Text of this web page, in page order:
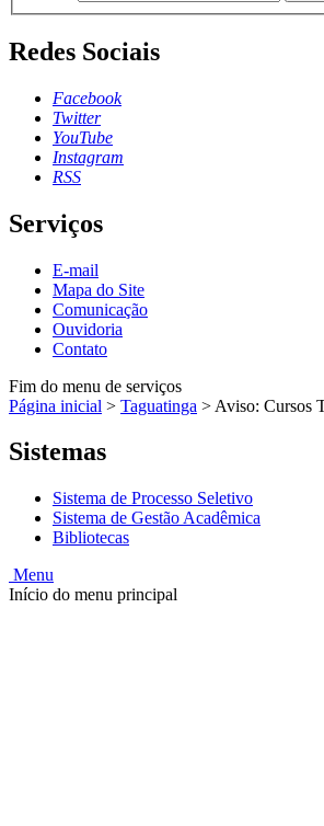
Redes Sociais
Facebook
Twitter
YouTube
Instagram
RSS
Serviços
E-mail
Mapa do Site
Comunicação
Ouvidoria
Contato
Fim do menu de serviços
Página inicial > Taguatinga > Aviso: Cursos
Sistemas
Sistema de Processo Seletivo
Sistema de Gestão Acadêmica
Bibliotecas
Menu
Início do menu principal